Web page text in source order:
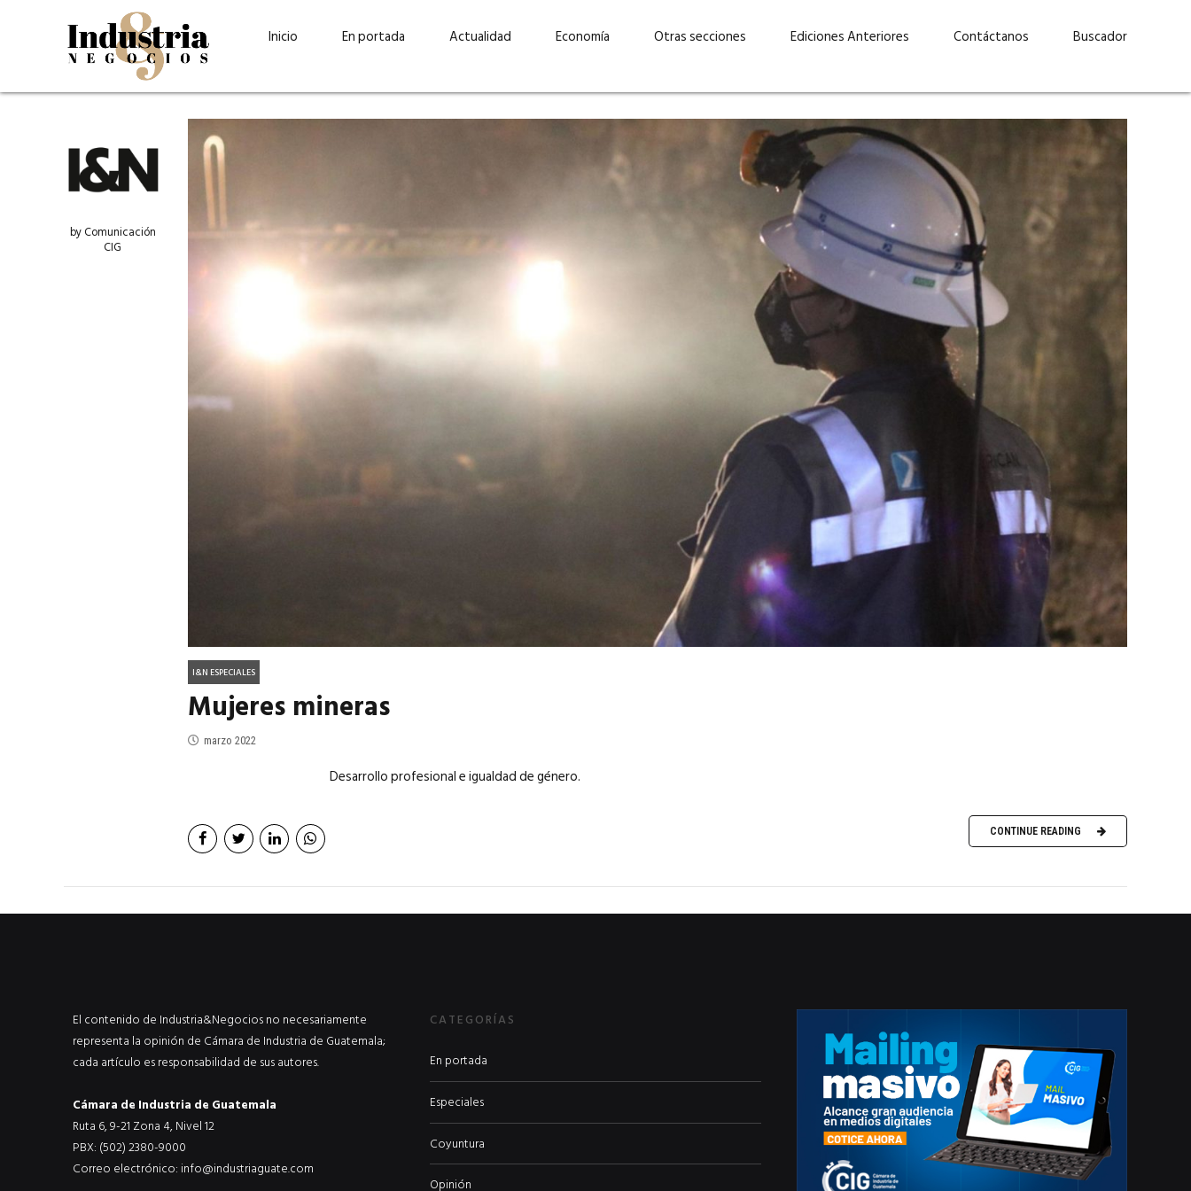
Inicio En portada
Guatehuevo: medio siglo
“La sostenibilidad está en
el centro de Cervecería
Ambev Guatemala» –
Ricardo Urteaga
crecimiento industrial a
sostenibilidad”
Elizabeth Suárez: “Las
mujeres podemos liderar y
abrirnos paso por nuestros
propios méritos”
marzo 2026
Lucas Martínez Paz: “En
tecnología, hay que invertir
con inteligencia, no por
moda”
EN PORTADA
Actualidad Economía Otras secciones Ediciones Anteriores Contáctanos Buscador
by Comunicación
CIG
I&N ESPECIALES
Mujeres mineras
marzo 2022
Desarrollo profesional e igualdad de género.
CONTINUE READING
El contenido de Industria&Negocios no necesariamente
representa la opinión de Cámara de Industria de Guatemala;
cada artículo es responsabilidad de sus autores.
Cámara de Industria de Guatemala
Ruta 6, 9-21 Zona 4, Nivel 12
PBX: (502) 2380-9000
Correo electrónico: info@industriaguate.com
CATEGORÍAS
En portada
Especiales
Coyuntura
Opinión